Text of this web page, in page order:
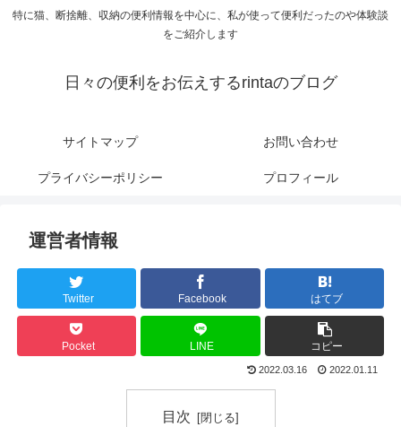
特に猫、断捨離、収納の便利情報を中心に、私が使って便利だったのや体験談
をご紹介します
日々の便利をお伝えするrintaのブログ
サイトマップ お問い合わせ
プライバシーポリシー プロフィール
運営者情報
Twitter Facebook はてブ
Pocket LINE コピー
2022.03.16 2022.01.11
目次